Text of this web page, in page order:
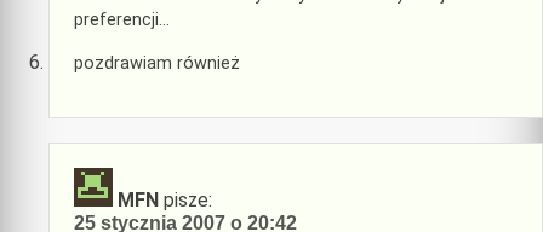
preferencji…
pozdrawiam również
MFN pisze:
25 stycznia 2007 o 20:42